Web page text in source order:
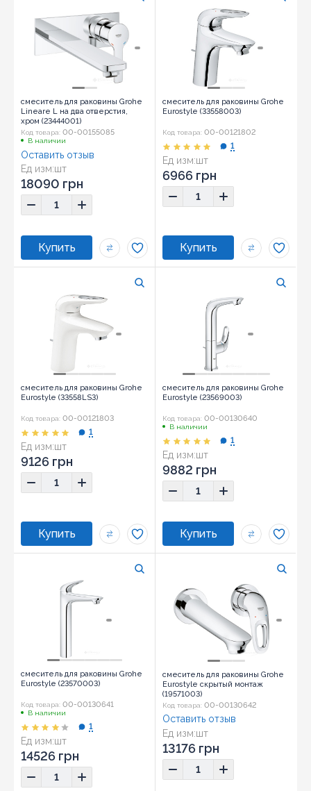
смеситель для раковины Grohe
Lineare L на два отверстия,
хром (23444001)
Код товара: 00-00155085
В наличии
Ед изм:шт
Оставить отзыв
18090 грн
смеситель для раковины Grohe
Eurostyle (33558003)
Код товара: 00-00121802
Ед изм:шт
1
6966 грн
смеситель для раковины Grohe
Eurostyle (33558LS3)
Код товара: 00-00121803
Ед изм:шт
1
9126 грн
смеситель для раковины Grohe
Eurostyle (23569003)
Код товара: 00-00130640
В наличии
Ед изм:шт
1
9882 грн
смеситель для раковины Grohe
Eurostyle (23570003)
Код товара: 00-00130641
В наличии
Ед изм:шт
1
14526 грн
смеситель для раковины Grohe
Eurostyle скрытый монтаж
(19571003)
Код товара: 00-00130642
Ед изм:шт
Оставить отзыв
13176 грн